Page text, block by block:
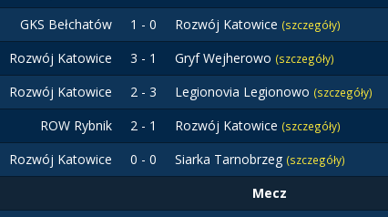
GKS Bełchatów 1 - 0 Rozwój Katowice (szczegóły)
Rozwój Katowice 3 - 1 Gryf Wejherowo (szczegóły)
Rozwój Katowice 2 - 3 Legionovia Legionowo (szczegóły)
ROW Rybnik 2 - 1 Rozwój Katowice (szczegóły)
Rozwój Katowice 0 - 0 Siarka Tarnobrzeg (szczegóły)
Mecz